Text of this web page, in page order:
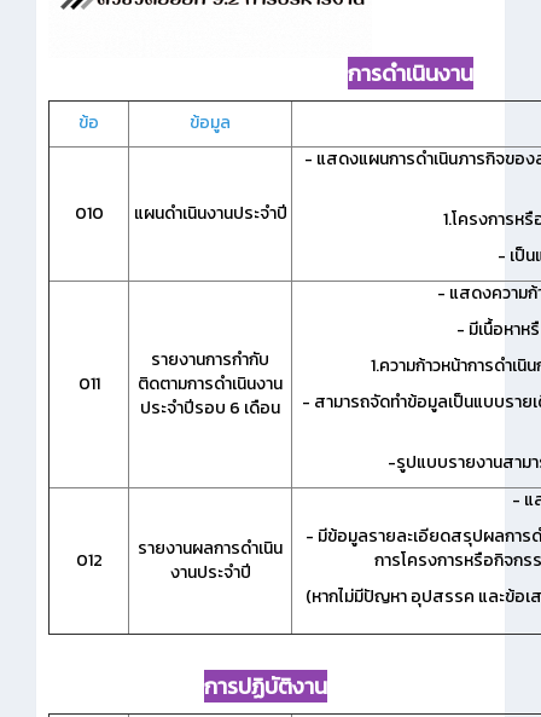
การดำเนินงาน
ข้อ ข้อมูล
010 แผนดำเนินงานประจำปี
- แสดงแผนการดำเนินภารกิจขอ
1.โครงการห
- เป็
011
รายงานการกำกับ
ติดตามการดำเนินงาน
ประจำปีรอบ 6 เดือน
- แสดงความก้
- มีเนื้อหาห
1.ความก้าวหน้าการดำเ
- สามารถจัดทำข้อมูลเป็นแบบราย
-รูปแบบรายงานสาม
012
รายงานผลการดำเนิน
งานประจำปี
- แ
- มีข้อมูลรายละเอียดสรุปผลการ
การโครงการหรือกิจก
(หากไม่มีปัญหา อุปสรรค และข้อเ
การปฏิบัติงาน